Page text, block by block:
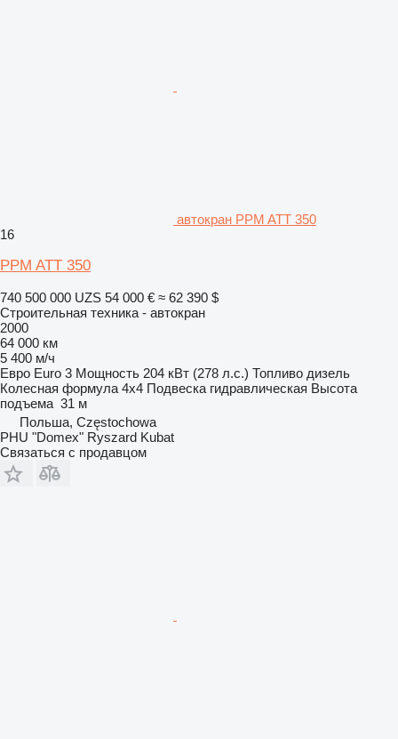
автокран PPM ATT 350
16
PPM ATT 350
740 500 000 UZS 54 000 € ≈ 62 390 $
Строительная техника - автокран
2000
64 000 км
5 400 м/ч
Евро Euro 3 Мощность 204 кВт (278 л.с.) Топливо дизель
Колесная формула 4x4 Подвеска гидравлическая Высота
подъема 31 м
Польша, Częstochowa
PHU "Domex" Ryszard Kubat
Связаться с продавцом